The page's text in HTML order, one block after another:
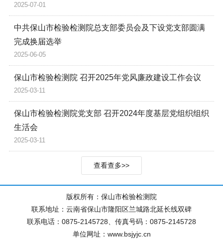
2025-07-01
中共保山市检验检测院总支部委员会及下设党支部圆满
完成换届选举
2025-06-05
保山市检验检测院 召开2025年党风廉政建设工作会议
2025-03-11
保山市检验检测院党支部 召开2024年度基层党组织组织
生活会
2025-03-11
查看查多>>
版权所有：保山市检验检测院
联系地址：云南省保山市隆阳区兰城路北延长线双碑
联系电话：0875-2145728、传真号码：0875-2145728
单位网址：www.bsjyjc.cn